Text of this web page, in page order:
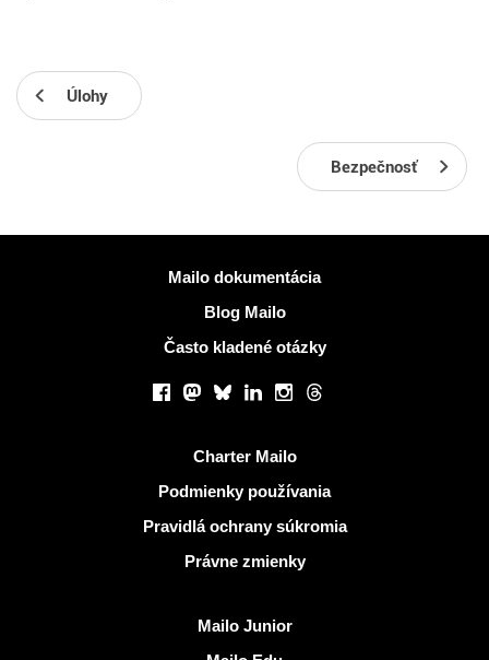
Úlohy
Bezpečnosť
Mailo dokumentácia
Blog Mailo
Často kladené otázky
Facebook
Mastodon
BlueskyLinkedInInstagram
Threads
Charter Mailo
Podmienky používania
Pravidlá ochrany súkromia
Právne zmienky
Mailo Junior